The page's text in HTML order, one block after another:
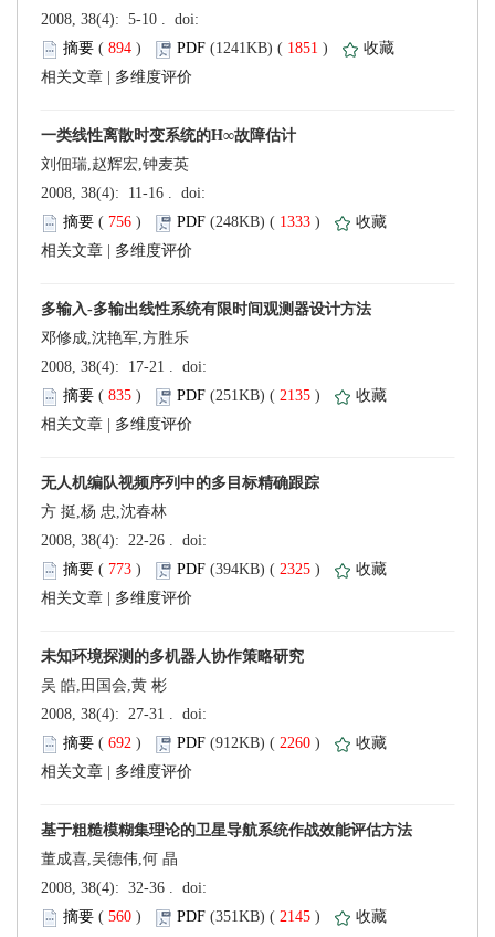
( ) 1851 )
刘佃瑞,赵辉宏,钟麦英
( ) 1333 )
邓修成,沈艳军,方胜乐
( ) 2135 )
方 挺,杨 忠,沈春林
( ) 2325 )
吴 皓,田国会,黄 彬
( ) 2260 )
董成喜,吴德伟,何 晶
( ) 2145 )